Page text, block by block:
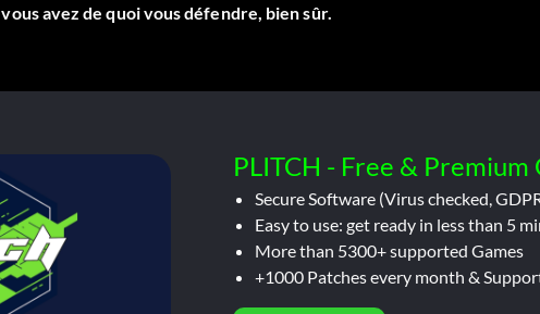
avez de quoi vous défendre, bien sûr.
PLITCH - Free & Premium
Secure Software (Virus checked,
Easy to use: get ready in less than 5
More than 5300+ supported Games
+1000 Patches every month &